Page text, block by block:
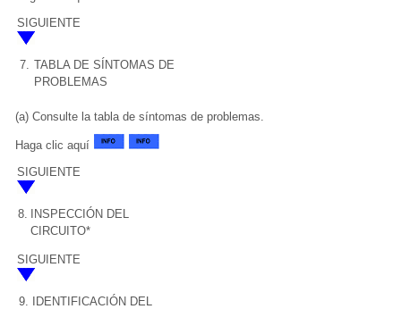
SIGUIENTE
7. TABLA DE SÍNTOMAS DE
PROBLEMAS
(a) Consulte la tabla de síntomas de problemas.
Haga clic aquí
SIGUIENTE
8.
INSPECCIÓN DEL
CIRCUITO*
SIGUIENTE
9.
IDENTIFICACIÓN DEL